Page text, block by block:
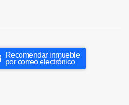
Recomendar inmueble
por correo electrónico